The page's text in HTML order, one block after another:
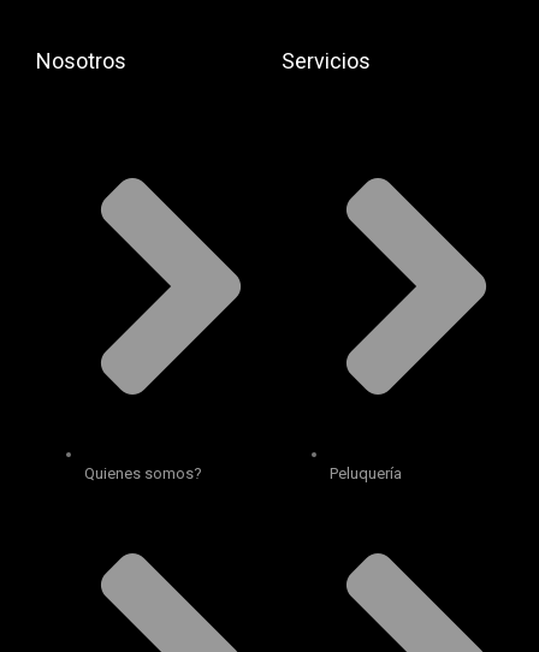
Nosotros
Quienes somos?
Servicios
Peluquería